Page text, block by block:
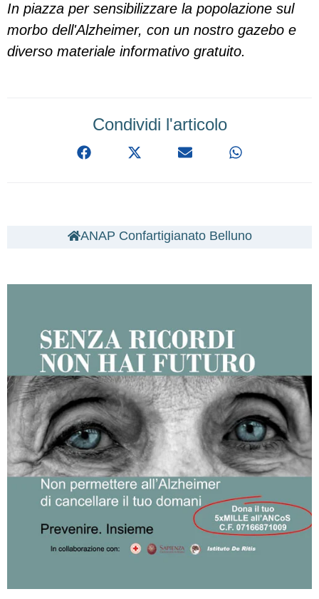
In piazza per sensibilizzare la popolazione sul
morbo dell'Alzheimer, con un nostro gazebo e
diverso materiale informativo gratuito.
Condividi l'articolo
ANAP Confartigianato Belluno